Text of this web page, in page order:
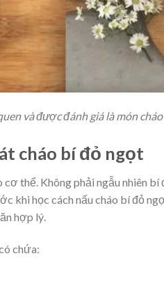
và được đánh giá là món
cháo bí đỏ ngọt
thể. Không phải ngẫu nhiên
khi học cách nấu cháo bí đỏ
hợp lý.
chứa: